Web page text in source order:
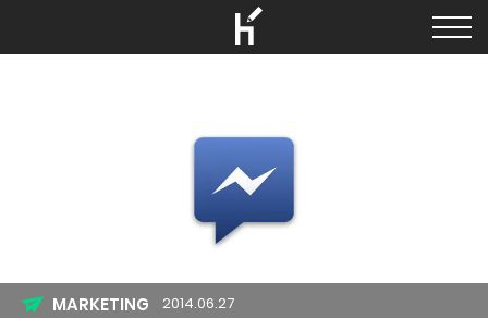
MARKETING 2014.06.27